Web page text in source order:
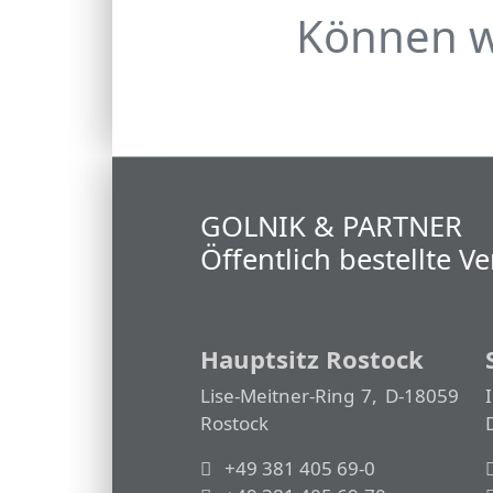
Können
GOLNIK & PARTNER
Öffentlich bestellte
Hauptsitz Rostock
Lise-Meitner-Ring 7, D-18059
Rostock
+49 381 405 69-0